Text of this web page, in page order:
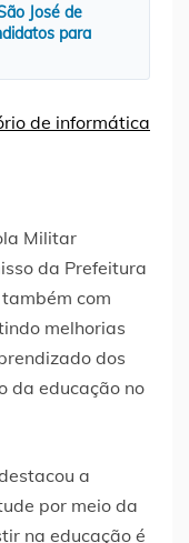
José de
para
Militar
da Prefeitura
com
melhorias
dos
da educação no
a
por meio da
na educação é